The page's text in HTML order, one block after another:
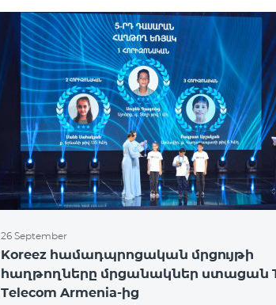
26 September
Koreez համադպրոցական մրցույթի
հաղթողները մրցանակներ ստացան
Telecom Armenia-ից